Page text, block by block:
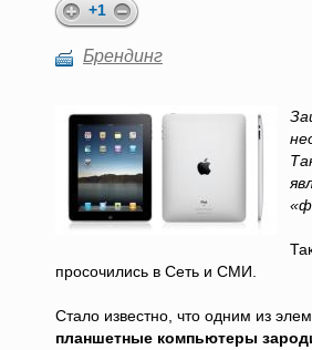
+1
Брендинг
просочились в Сеть и СМИ.
Стало известно, что одним из
планшетные компьютеры